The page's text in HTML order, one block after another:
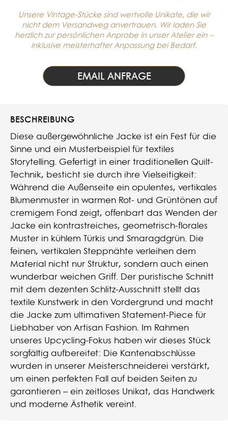
Unsere Vintage-Stücke sind wertvolle Unikate, die wir
nicht dem Versandweg anvertrauen. Wir laden Sie
herzlich zur persönlichen Anprobe in unser Atelier ein –
inklusive meisterhafter Anpassung bei Bedarf.
EMAIL ANFRAGE
BESCHREIBUNG
Diese außergewöhnliche Jacke ist ein Fest für die
Sinne und ein Musterbeispiel für textiles
Storytelling. Gefertigt in einer traditionellen Quilt-
Technik, besticht sie durch ihre Vielseitigkeit:
Während die Außenseite ein opulentes, vertikales
Blumenmuster in warmen Rot- und Grüntönen auf
cremigem Fond zeigt, offenbart das Wenden der
Jacke ein kontrastreiches, geometrisch-florales
Muster in kühlem Türkis und Smaragdgrün. Die
feinen, vertikalen Steppnähte verleihen dem
Material nicht nur Struktur, sondern auch einen
wunderbar weichen Griff. Der puristische Schnitt
mit dem dezenten Schlitz-Ausschnitt stellt das
textile Kunstwerk in den Vordergrund und macht
die Jacke zum ultimativen Statement-Piece für
Liebhaber von Artisan Fashion. Im Rahmen
unseres Upcycling-Fokus haben wir dieses Stück
sorgfältig aufbereitet: Die Kantenabschlüsse
wurden in unserer Meisterschneiderei verstärkt,
um einen perfekten Fall auf beiden Seiten zu
garantieren – ein zeitloses Unikat, das Handwerk
und moderne Ästhetik vereint.